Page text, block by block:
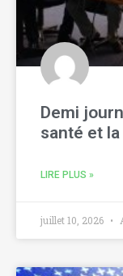
Demi
santé et
LIRE PLUS »
juillet 10, 2026